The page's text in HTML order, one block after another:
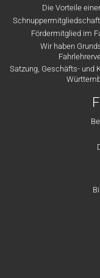
Die Vorteile
Fördermitglied im
Wir haben
Satzung, Geschäfts- und